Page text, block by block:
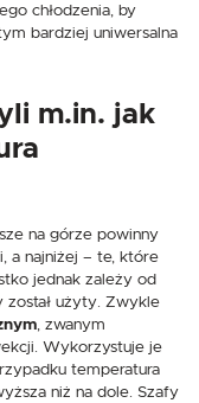
chłodzenia, by
bardziej uniwersalna
m.in. jak
na górze powinny
a najniżej – te, które
jednak zależy od
został użyty. Zwykle
, zwanym
Wykorzystuje je
temperatura
niż na dole. Szafy